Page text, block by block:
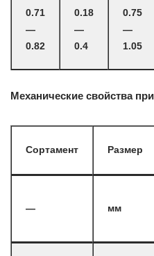
0.71
—
0.82
0.18
—
0.4
0.75
—
1.05
Механические свойства
Сортамент Размер
— мм